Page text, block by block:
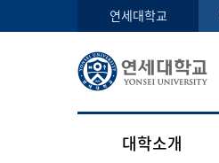
연세대학교
대학소개
인사말
오시는 길
공지사항